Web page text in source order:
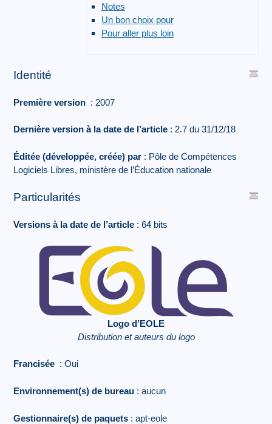
Notes
Un bon choix pour
Pour aller plus loin
Identité
Première version : 2007
Dernière version à la date de l’article : 2.7 du 31/12/18
Éditée (développée, créée) par : Pôle de Compétences
Logiciels Libres, ministère de l’Éducation nationale
Particularités
Versions à la date de l’article : 64 bits
Logo d’EOLE
Distribution et auteurs du logo
Francisée : Oui
Environnement(s) de bureau : aucun
Gestionnaire(s) de paquets : apt-eole